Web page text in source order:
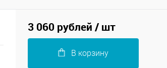
3 060 рублей / шт
В корзину